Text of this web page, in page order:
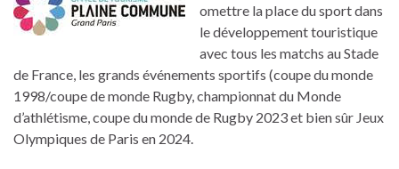
omettre la place du sport dans
le développement touristique
avec tous les matchs au Stade
de France, les grands événements sportifs (coupe du monde
1998/coupe de monde Rugby, championnat du Monde
d’athlétisme, coupe du monde de Rugby 2023 et bien sûr Jeux
Olympiques de Paris en 2024.